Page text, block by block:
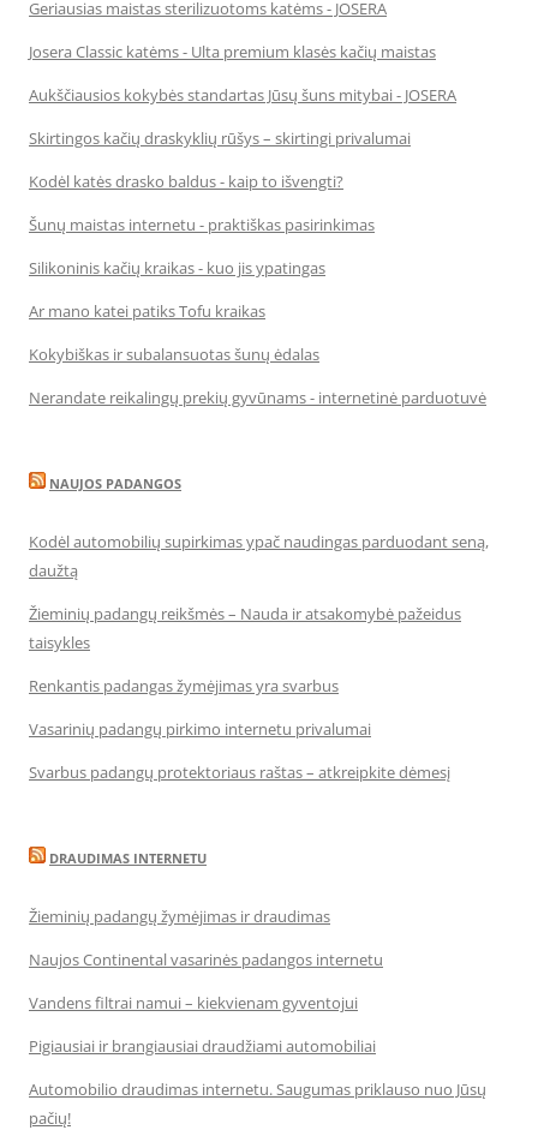
Geriausias maistas sterilizuotoms katėms - JOSERA
Josera Classic katėms - Ulta premium klasės kačių maistas
Aukščiausios kokybės standartas Jūsų šuns mitybai - JOSERA
Skirtingos kačių draskyklių rūšys – skirtingi privalumai
Kodėl katės drasko baldus - kaip to išvengti?
Šunų maistas internetu - praktiškas pasirinkimas
Silikoninis kačių kraikas - kuo jis ypatingas
Ar mano katei patiks Tofu kraikas
Kokybiškas ir subalansuotas šunų ėdalas
Nerandate reikalingų prekių gyvūnams - internetinė parduotuvė
NAUJOS PADANGOS
Kodėl automobilių supirkimas ypač naudingas parduodant seną,
daužtą
Žieminių padangų reikšmės – Nauda ir atsakomybė pažeidus
taisykles
Renkantis padangas žymėjimas yra svarbus
Vasarinių padangų pirkimo internetu privalumai
Svarbus padangų protektoriaus raštas – atkreipkite dėmesį
DRAUDIMAS INTERNETU
Žieminių padangų žymėjimas ir draudimas
Naujos Continental vasarinės padangos internetu
Vandens filtrai namui – kiekvienam gyventojui
Pigiausiai ir brangiausiai draudžiami automobiliai
Automobilio draudimas internetu. Saugumas priklauso nuo Jūsų
pačių!